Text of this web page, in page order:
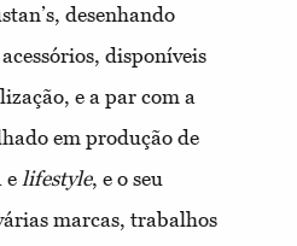
desenhando
disponíveis
e a par com a
em produção de
e lifestyle, e o seu
marcas, trabalhos